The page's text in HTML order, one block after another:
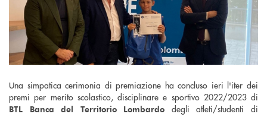
Una simpatica cerimonia di premiazione ha concluso ieri l'iter dei
premi per merito scolastico, disciplinare e sportivo 2022/2023 di
BTL Banca del Territorio Lombardo
degli atleti/studenti di